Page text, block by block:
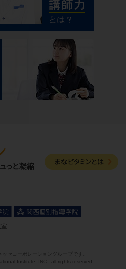
セコーポレーショングループです。
Institute, INC., all rights reserved